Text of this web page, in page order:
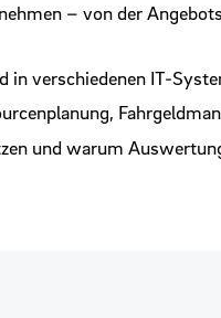
– von der
in verschiedenen IT-
und warum